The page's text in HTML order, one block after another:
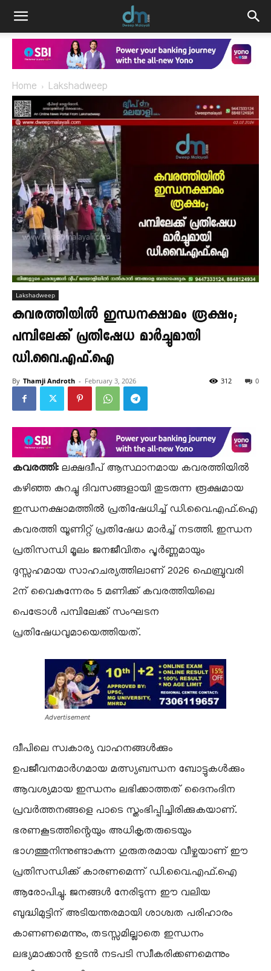
Home Lakshadweep
Lakshadweep
കവരത്തിയിൽ ഇന്ധനക്ഷാമം രൂക്ഷം;
പമ്പിലേക്ക് പ്രതിഷേധ മാർച്ചുമായി
ഡി.വൈ.എഫ്.ഐ
By Thamji Androth - February 3, 2026 0
312
കവരത്തി:ലക്ഷദ്വീപ് ആസ്ഥാനമായ കവരത്തിയിൽ
കഴിഞ്ഞ കുറച്ചു ദിവസങ്ങളായി തുടരുന്ന രൂക്ഷമായ
ഇന്ധനക്ഷാമത്തിൽ പ്രതിഷേധിച്ച് ഡി.വൈ.എഫ്.ഐ
കവരത്തി യൂണിറ്റ് പ്രതിഷേധ മാർച്ച് നടത്തി. ഇന്ധന
പ്രതിസന്ധി മൂലം ജനജീവിതം പൂർണ്ണമായും
ദുസ്സഹമായ സാഹചര്യത്തിലാണ് 2026 ഫെബ്രുവരി
2ന് വൈകുന്നേരം 5 മണിക്ക് കവരത്തിയിലെ
പെട്രോൾ പമ്പിലേക്ക് സംഘടന
പ്രതിഷേധവുമായെത്തിയത്.
Advertisement
​ദ്വീപിലെ സ്വകാര്യ വാഹനങ്ങൾക്കും
ഉപജീവനമാർഗമായ മത്സ്യബന്ധന ബോട്ടുകൾക്കും
ആവശ്യമായ ഇന്ധനം ലഭിക്കാത്തത് ദൈനംദിന
പ്രവർത്തനങ്ങളെ പാടെ സ്തംഭിപ്പിച്ചിരിക്കുകയാണ്.
ഭരണകൂടത്തിന്റെയും അധികൃതരുടെയും
ഭാഗത്തുനിന്നുണ്ടാകുന്ന ഗുരുതരമായ വീഴ്ചയാണ് ഈ
പ്രതിസന്ധിക്ക് കാരണമെന്ന് ഡി.വൈ.എഫ്.ഐ
ആരോപിച്ചു. ജനങ്ങൾ നേരിടുന്ന ഈ വലിയ
ബുദ്ധിമുട്ടിന് അടിയന്തരമായി ശാശ്വത പരിഹാരം
കാണണമെന്നും, തടസ്സമില്ലാതെ ഇന്ധനം
ലഭ്യമാക്കാൻ ഉടൻ നടപടി സ്വീകരിക്കണമെന്നും